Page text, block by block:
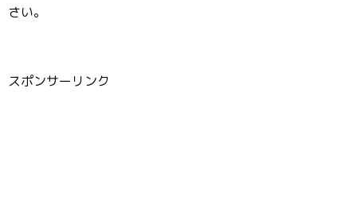
さい。
スポンサーリンク